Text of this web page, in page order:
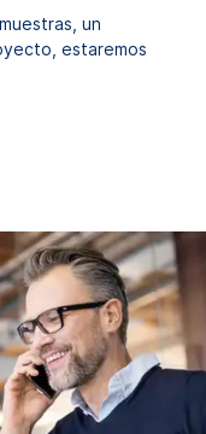
un
estaremos